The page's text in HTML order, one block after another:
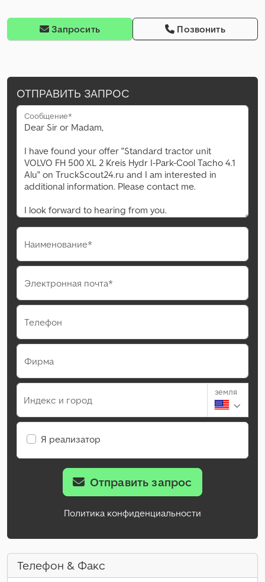
Запросить Позвонить
ОТПРАВИТЬ ЗАПРОС
Сообщение*
Наименование*
Электронная почта*
Телефон
Фирма
Индекс и город
земля
Я реализатор
Отправить запрос
Политика конфиденциальности
Телефон & Факс